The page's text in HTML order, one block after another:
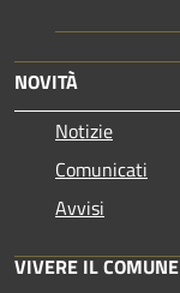
NOVITÀ
Notizie
Comunicati
Avvisi
VIVERE IL COMUNE